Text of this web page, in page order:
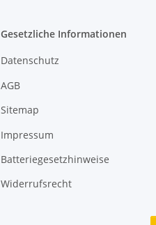
Gesetzliche Informationen
Datenschutz
AGB
Sitemap
Impressum
Batteriegesetzhinweise
Widerrufsrecht